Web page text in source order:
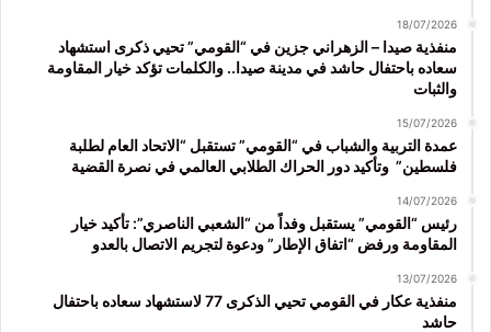
18/07/2026
منفذية صيدا – الزهراني جزين في “القومي” تحيي ذكرى استشهاد
سعاده باحتفال حاشد في مدينة صيدا.. والكلمات تؤكد خيار المقاومة
والثبات
15/07/2026
عمدة التربية والشباب في “القومي” تستقبل “الاتحاد العام لطلبة
فلسطين” وتأكيد دور الحراك الطلابي العالمي في نصرة القضية
14/07/2026
رئيس “القومي” يستقبل وفداً من “الشعبي الناصري”: تأكيد خيار
المقاومة ورفض “اتفاق الإطار” ودعوة لتجريم الاتصال بالعدو
13/07/2026
منفذية عكار في القومي تحيي الذكرى 77 لاستشهاد سعاده باحتفال
حاشد